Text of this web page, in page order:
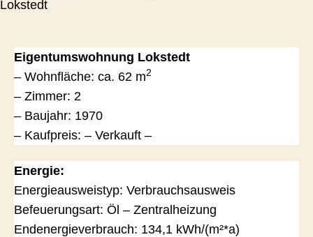
Eigentumswohnung Lokstedt
– Wohnfläche: ca. 62 m2
– Zimmer: 2
– Baujahr: 1970
– Kaufpreis: – Verkauft –
Energie:
Energieausweistyp: Verbrauchsausweis
Befeuerungsart: Öl – Zentralheizung
Endenergieverbrauch: 134,1 kWh/(m²*a)